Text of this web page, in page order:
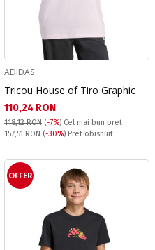
ADIDAS
Tricou House of Tiro Graphic
Текуща цена:
110,24 RON
118,12 RON (-7%) Cel mai bun pret
Pret obisnuit:
157,51 RON (-30%) Pret obisnuit
OFFER